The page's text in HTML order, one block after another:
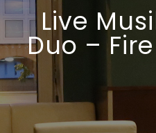
Live
Duo –